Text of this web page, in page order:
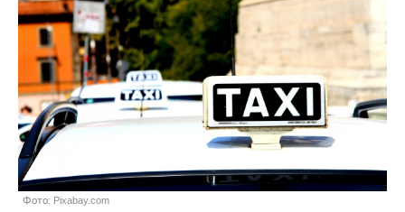
Фото: Pixabay.com